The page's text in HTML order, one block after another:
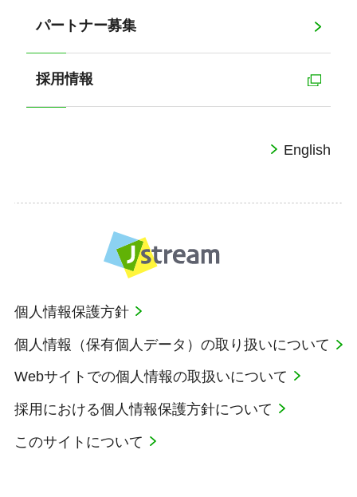
パートナー募集
採用情報
English
個人情報保護方針
個人情報（保有個人データ）の取り扱いについて
Webサイトでの個人情報の取扱いについて
採用における個人情報保護方針について
このサイトについて